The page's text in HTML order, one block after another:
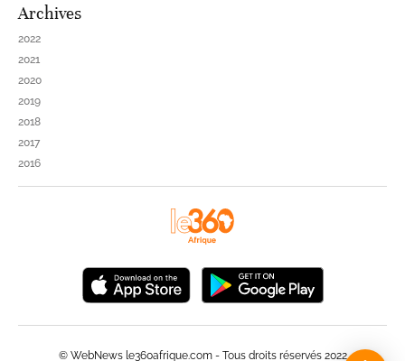
Archives
2022
2021
2020
2019
2018
2017
2016
© WebNews le360afrique.com - Tous droits réservés 2022